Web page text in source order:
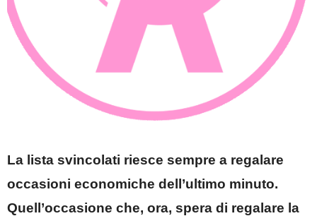
La lista svincolati riesce sempre a regalare
occasioni economiche dell’ultimo minuto.
Quell’occasione che, ora, spera di regalare la